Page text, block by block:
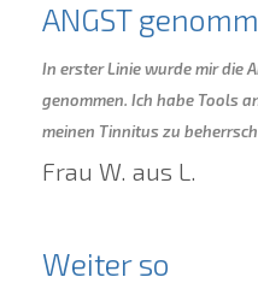
ANGST
In erster Linie wurde mir die
genommen. Ich habe Tools
meinen Tinnitus zu
Frau W. aus L.
Weiter so